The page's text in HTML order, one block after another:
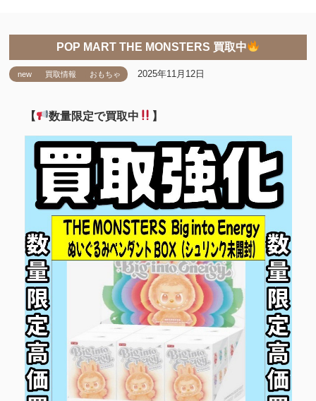
POP MART THE MONSTERS 買取中
new 買取情報 おもちゃ 2025年11月12日
【 数量限定で買取中 】